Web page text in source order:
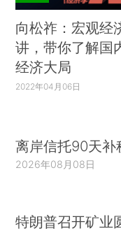
向松祚：宏观经
讲，带你了解国
经济大局
2022年04月06日
离岸信托90天补
2026年08月08日
特朗普召开矿业